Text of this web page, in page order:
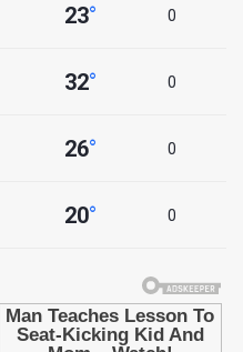
23° 0
32° 0
26° 0
20° 0